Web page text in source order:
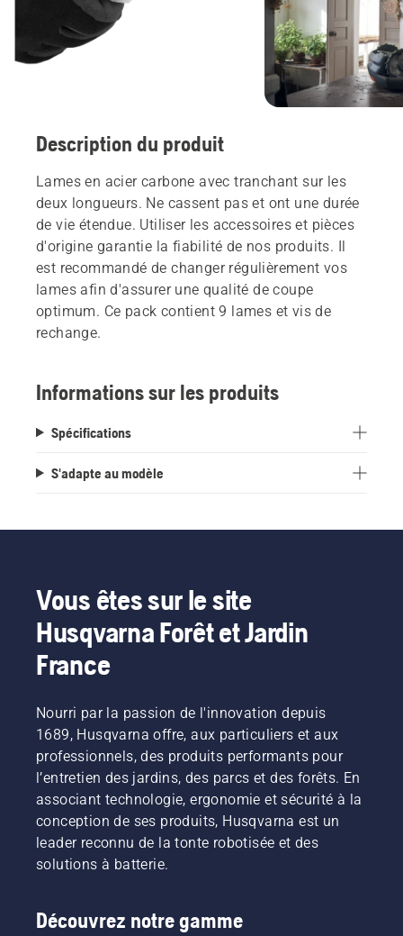
Description du produit
Lames en acier carbone avec tranchant sur les
deux longueurs. Ne cassent pas et ont une durée
de vie étendue. Utiliser les accessoires et pièces
d'origine garantie la fiabilité de nos produits. Il
est recommandé de changer régulièrement vos
lames afin d'assurer une qualité de coupe
optimum. Ce pack contient 9 lames et vis de
rechange.
Informations sur les produits
Spécifications
S'adapte au modèle
Vous êtes sur le site
Husqvarna Forêt et Jardin
France
Nourri par la passion de l'innovation depuis
1689, Husqvarna offre, aux particuliers et aux
professionnels, des produits performants pour
l’entretien des jardins, des parcs et des forêts. En
associant technologie, ergonomie et sécurité à la
conception de ses produits, Husqvarna est un
leader reconnu de la tonte robotisée et des
solutions à batterie.
Découvrez notre gamme